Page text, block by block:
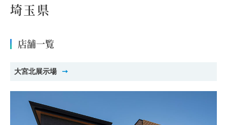
埼玉県
店舗一覧
大宮北展示場